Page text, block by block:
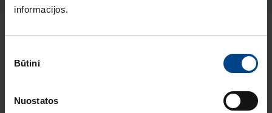
informacijos.
pasirinkimas
Būtini
Nuostatos
Elektros instaliacijos gaminiai